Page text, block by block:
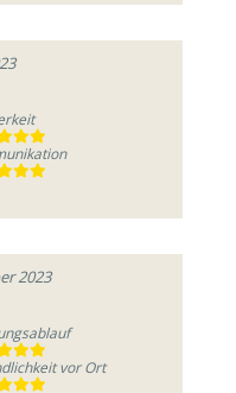
2023
vor Ort